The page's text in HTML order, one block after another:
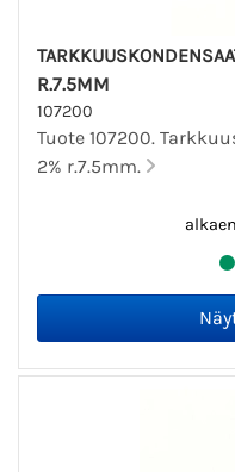
R.7.5MM
107200
Tuote 107200.
2% r.7.5mm.
alkaen